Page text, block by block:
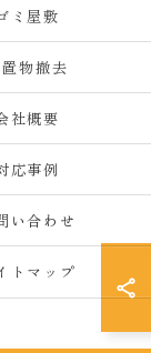
ミ屋敷
物撤去
社概要
応事例
い合わせ
トマップ